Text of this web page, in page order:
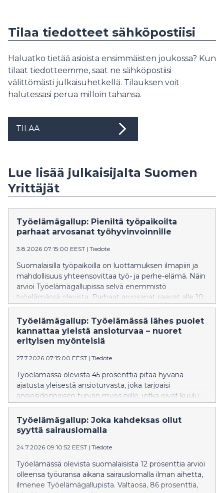
Tilaa tiedotteet sähköpostiisi
Haluatko tietää asioista ensimmäisten joukossa? Kun
tilaat tiedotteemme, saat ne sähköpostiisi
välittömästi julkaisuhetkellä. Tilauksen voit
halutessasi perua milloin tahansa.
TILAA
Lue lisää julkaisijalta Suomen
Yrittäjät
Työelämägallup: Pieniltä työpaikoilta
parhaat arvosanat työhyvinvoinnille
3.8.2026 07:15:00 EEST | Tiedote
Suomalaisilla työpaikoilla on luottamuksen ilmapiiri ja
mahdollisuus yhteensovittaa työ- ja perhe-elämä. Näin
arvioi Työelämägallupissa selvä enemmistö
työelämässä olevista. Parhaat arvosanat saavat alle 10
hengen työpaikat, joissa perhe-elämän
yhteensovittaminen, tasapuolisuus ja luottamus
arvioidaan korkeiksi. Hyvä työilmapiiri nousee
rahapalkkaa tärkeämmäksi työssä viihtymisen tekijäksi.
Työelämägallup: Työelämässä lähes puolet
kannattaa yleistä ansioturvaa – nuoret
erityisen myönteisiä
27.7.2026 07:15:00 EEST | Tiedote
Työelämässä olevista 45 prosenttia pitää hyvänä
ajatusta yleisestä ansioturvasta, joka tarjoaisi
ansiosidonnaisen turvan myös niille, jotka eivät kuulu
työttömyyskassoihin. ”Nykyinen malli kohtelee
erityisen huonosti hauraimmassa työmarkkina-
asemassa olevia, jotka ovat usein nuoria. Moni myös
väärää käsitystä välttämättä haluta laajalti edes
oikoa”, johtaja Atte Rytkönen-Sandberg Suomen
Yrittäjistä sanoo.
Työelämägallup: Joka kahdeksas ollut
syyttä sairauslomalla
24.7.2026 09:10:52 EEST | Tiedote
Työelämässä olevista suomalaisista 12 prosenttia arvioi
olleensa työuransa aikana sairauslomalla ilman aihetta,
ilmenee Työelämägallupista. Valtaosa, 86 prosenttia,